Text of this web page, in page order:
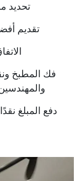
تحديد
تقديم
فك المطبخ
دفع المبلغ